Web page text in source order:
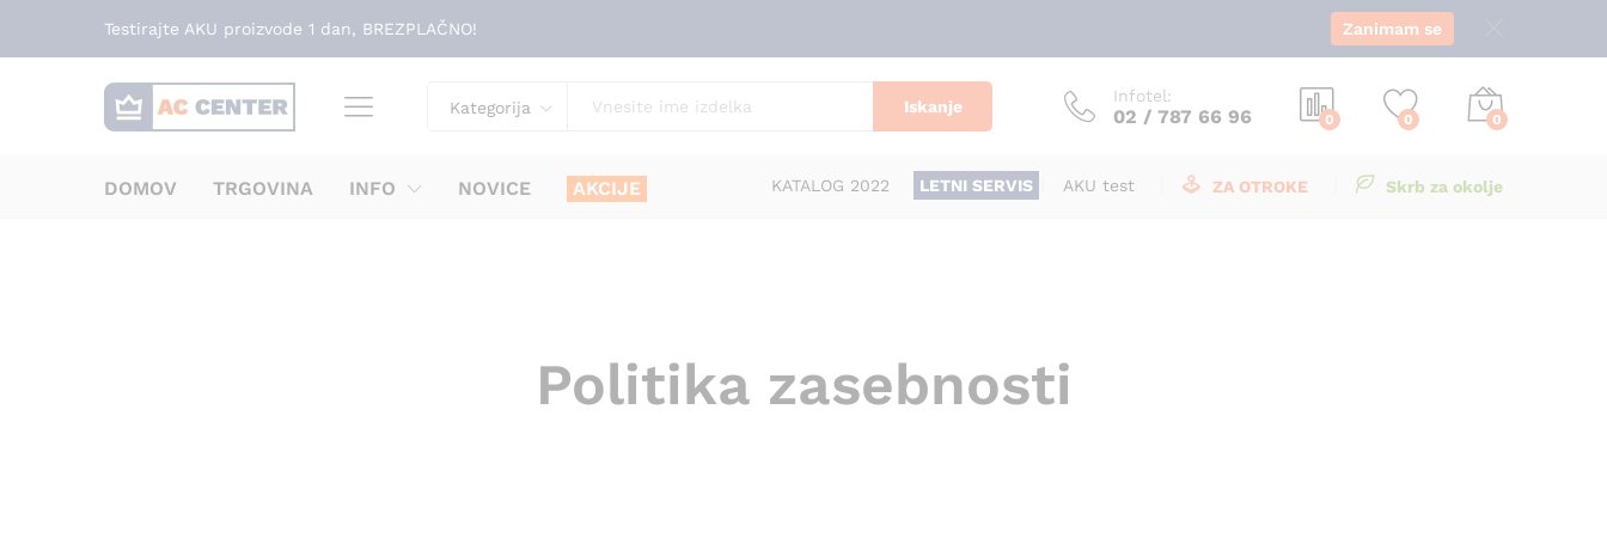
Testirajte AKU proizvode 1 dan, BREZPLAČNO! Zanimam se
Kategorija Iskanje
Infotel:
02 / 787 66 96 0 0 0
DOMOV TRGOVINA INFO NOVICE AKCIJE KATALOG 2022 LETNI SERVIS AKU test ZA OTROKE Skrb za okolje
Politika zasebnosti